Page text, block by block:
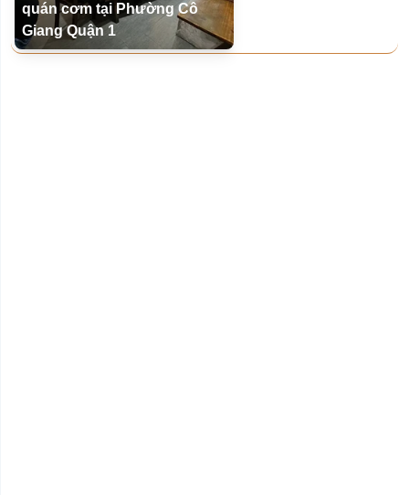
quán cơm tại Phường Cô
Giang Quận 1